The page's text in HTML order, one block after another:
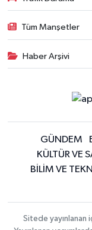
Tüm Manşetler
Haber Arşivi
GÜNDEM
KÜLTÜR VE
BİLİM VE
Sitede yayınlanan